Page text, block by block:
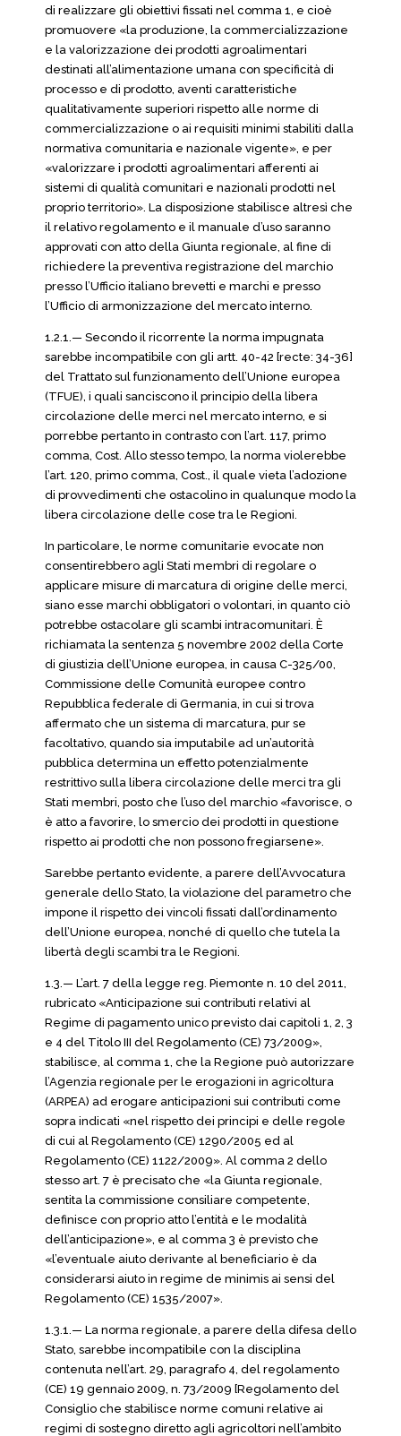
di realizzare gli obiettivi fissati nel comma 1, e cioè
promuovere «la produzione, la commercializzazione
e la valorizzazione dei prodotti agroalimentari
destinati all’alimentazione umana con specificità di
processo e di prodotto, aventi caratteristiche
qualitativamente superiori rispetto alle norme di
commercializzazione o ai requisiti minimi stabiliti dalla
normativa comunitaria e nazionale vigente», e per
«valorizzare i prodotti agroalimentari afferenti ai
sistemi di qualità comunitari e nazionali prodotti nel
proprio territorio». La disposizione stabilisce altresì che
il relativo regolamento e il manuale d’uso saranno
approvati con atto della Giunta regionale, al fine di
richiedere la preventiva registrazione del marchio
presso l’Ufficio italiano brevetti e marchi e presso
l’Ufficio di armonizzazione del mercato interno.
1.2.1.— Secondo il ricorrente la norma impugnata
sarebbe incompatibile con gli artt. 40-42 [recte: 34-36]
del Trattato sul funzionamento dell’Unione europea
(TFUE), i quali sanciscono il principio della libera
circolazione delle merci nel mercato interno, e si
porrebbe pertanto in contrasto con l’art. 117, primo
comma, Cost. Allo stesso tempo, la norma violerebbe
l’art. 120, primo comma, Cost., il quale vieta l’adozione
di provvedimenti che ostacolino in qualunque modo la
libera circolazione delle cose tra le Regioni.
In particolare, le norme comunitarie evocate non
consentirebbero agli Stati membri di regolare o
applicare misure di marcatura di origine delle merci,
siano esse marchi obbligatori o volontari, in quanto ciò
potrebbe ostacolare gli scambi intracomunitari. È
richiamata la sentenza 5 novembre 2002 della Corte
di giustizia dell’Unione europea, in causa C-325/00,
Commissione delle Comunità europee contro
Repubblica federale di Germania, in cui si trova
affermato che un sistema di marcatura, pur se
facoltativo, quando sia imputabile ad un’autorità
pubblica determina un effetto potenzialmente
restrittivo sulla libera circolazione delle merci tra gli
Stati membri, posto che l’uso del marchio «favorisce, o
è atto a favorire, lo smercio dei prodotti in questione
rispetto ai prodotti che non possono fregiarsene».
Sarebbe pertanto evidente, a parere dell’Avvocatura
generale dello Stato, la violazione del parametro che
impone il rispetto dei vincoli fissati dall’ordinamento
dell’Unione europea, nonché di quello che tutela la
libertà degli scambi tra le Regioni.
1.3.— L’art. 7 della legge reg. Piemonte n. 10 del 2011,
rubricato «Anticipazione sui contributi relativi al
Regime di pagamento unico previsto dai capitoli 1, 2, 3
e 4 del Titolo III del Regolamento (CE) 73/2009»,
stabilisce, al comma 1, che la Regione può autorizzare
l’Agenzia regionale per le erogazioni in agricoltura
(ARPEA) ad erogare anticipazioni sui contributi come
sopra indicati «nel rispetto dei principi e delle regole
di cui al Regolamento (CE) 1290/2005 ed al
Regolamento (CE) 1122/2009». Al comma 2 dello
stesso art. 7 è precisato che «la Giunta regionale,
sentita la commissione consiliare competente,
definisce con proprio atto l’entità e le modalità
dell’anticipazione», e al comma 3 è previsto che
«l’eventuale aiuto derivante al beneficiario è da
considerarsi aiuto in regime de minimis ai sensi del
Regolamento (CE) 1535/2007».
1.3.1.— La norma regionale, a parere della difesa dello
Stato, sarebbe incompatibile con la disciplina
contenuta nell’art. 29, paragrafo 4, del regolamento
(CE) 19 gennaio 2009, n. 73/2009 [Regolamento del
Consiglio che stabilisce norme comuni relative ai
regimi di sostegno diretto agli agricoltori nell’ambito